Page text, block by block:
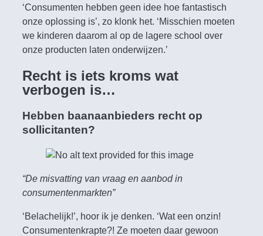
‘Consumenten hebben geen idee hoe fantastisch
onze oplossing is’, zo klonk het. ‘Misschien moeten
we kinderen daarom al op de lagere school over
onze producten laten onderwijzen.’
Recht is iets kroms wat
verbogen is…
Hebben baanaanbieders recht op
sollicitanten?
“De misvatting van vraag en aanbod in
consumentenmarkten”
‘Belachelijk!’, hoor ik je denken. ‘Wat een onzin!
Consumentenkrapte?! Ze moeten daar gewoon